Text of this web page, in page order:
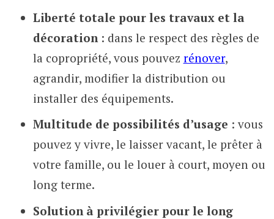
Liberté totale pour les travaux et la
décoration: dans le respect des règles de
la copropriété, vous pouvez rénover,
agrandir, modifier la distribution ou
installer des équipements.
Multitude de possibilités d’usage : vous
pouvez y vivre, le laisser vacant, le prêter à
votre famille, ou le louer à court, moyen ou
long terme.
Solution à privilégier pour le long